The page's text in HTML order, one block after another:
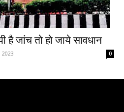
है जांच तो हो जाये सावधान
0